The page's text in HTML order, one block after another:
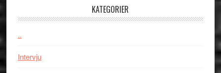
Jackie
Vem
KATEGORIER
..
Intervju